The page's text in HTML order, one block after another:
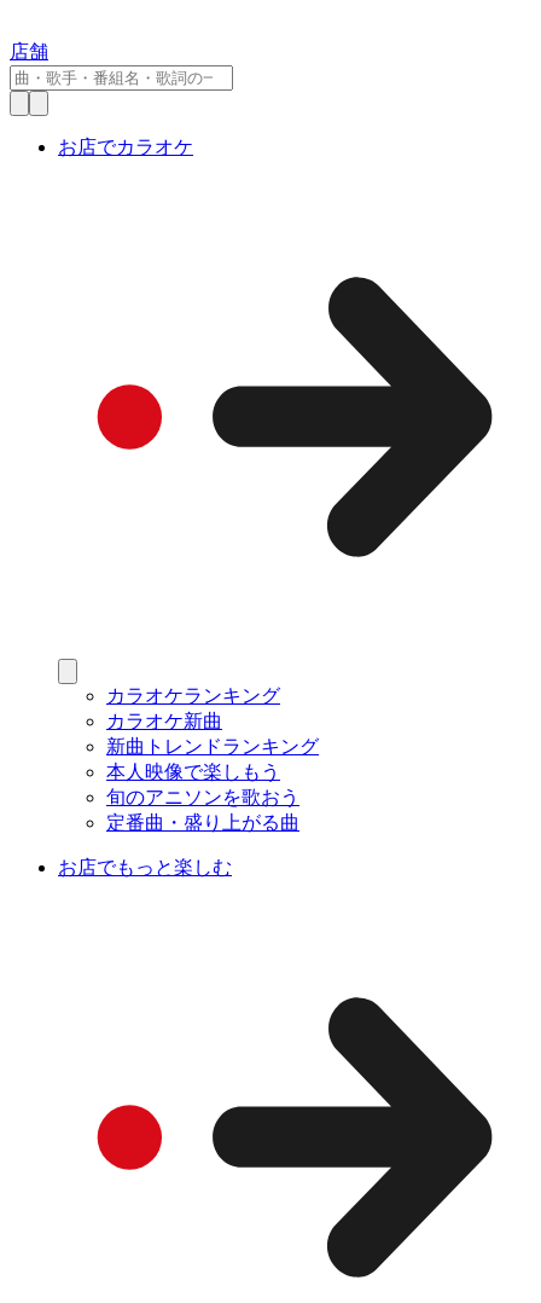
店舗
お店でカラオケ
カラオケランキング
カラオケ新曲
新曲トレンドランキング
本人映像で楽しもう
旬のアニソンを歌おう
定番曲・盛り上がる曲
お店でもっと楽しむ